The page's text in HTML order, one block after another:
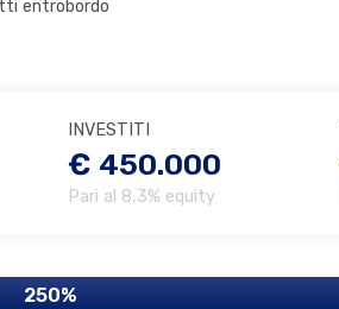
entrobordo
INVESTITI
€ 450.000
Pari al 8,3% equity
250%